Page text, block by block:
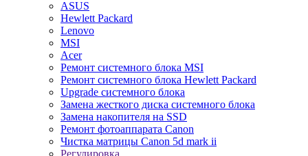
ASUS
Hewlett Packard
Lenovo
MSI
Acer
Ремонт системного блока MSI
Ремонт системного блока Hewlett Packard
Upgrade системного блока
Замена жесткого диска системного блока
Замена накопителя на SSD
Ремонт фотоаппарата Canon
Чистка матрицы Canon 5d mark ii
Регулировка